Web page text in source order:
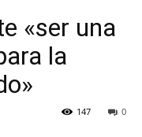
«ser una
la
0
147